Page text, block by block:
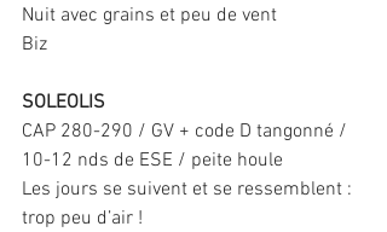
Nuit avec grains et peu de vent
Biz
SOLEOLIS
CAP 280-290 / GV + code D tangonné /
10-12 nds de ESE / peite houle
Les jours se suivent et se ressemblent :
trop peu d’air !